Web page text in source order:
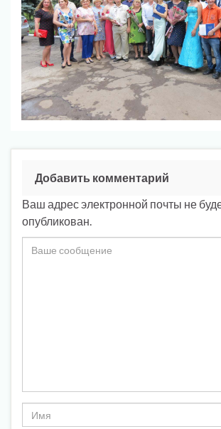
Добавить комментарий
Ваш адрес электронной почты не
опубликован.